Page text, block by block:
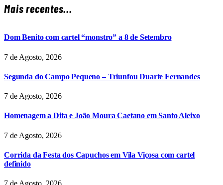
Mais recentes...
Dom Benito com cartel “monstro” a 8 de Setembro
7 de Agosto, 2026
Segunda do Campo Pequeno – Triunfou Duarte Fernandes
7 de Agosto, 2026
Homenagem a Dita e João Moura Caetano em Santo Aleixo
7 de Agosto, 2026
Corrida da Festa dos Capuchos em Vila Viçosa com cartel
definido